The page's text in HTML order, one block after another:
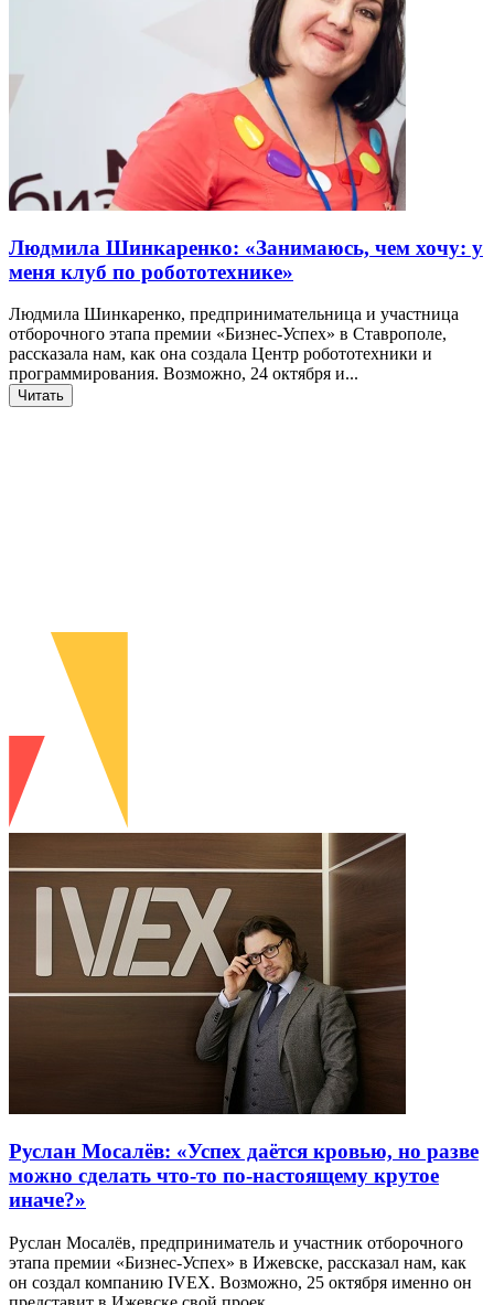
Людмила Шинкаренко: «Занимаюсь, чем хочу: у
меня клуб по робототехнике»
Людмила Шинкаренко, предпринимательница и участница
отборочного этапа премии «Бизнес-Успех» в Ставрополе,
рассказала нам, как она создала Центр робототехники и
программирования. Возможно, 24 октября и...
Читать
Руслан Мосалёв: «Успех даётся кровью, но разве
можно сделать что-то по-настоящему крутое
иначе?»
Руслан Мосалёв, предприниматель и участник отборочного
этапа премии «Бизнес-Успех» в Ижевске, рассказал нам, как
он создал компанию IVEX. Возможно, 25 октября именно он